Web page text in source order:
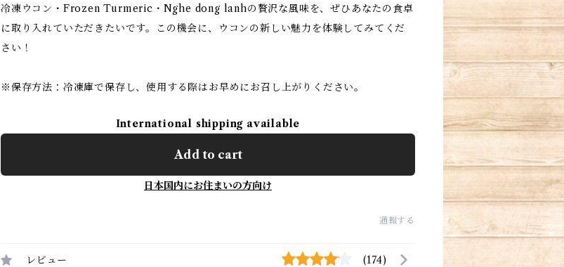
冷凍ウコン・Frozen Turmeric・Nghe dong lanhの贅沢な風味を、ぜひあなたの食卓
に取り入れていただきたいです。この機会に、ウコンの新しい魅力を体験してみてくだ
さい！
※保存方法：冷凍庫で保存し、使用する際はお早めにお召し上がりください。
International shipping available
Add to cart
日本国内にお住まいの方向け
通報する
レビュー (174)